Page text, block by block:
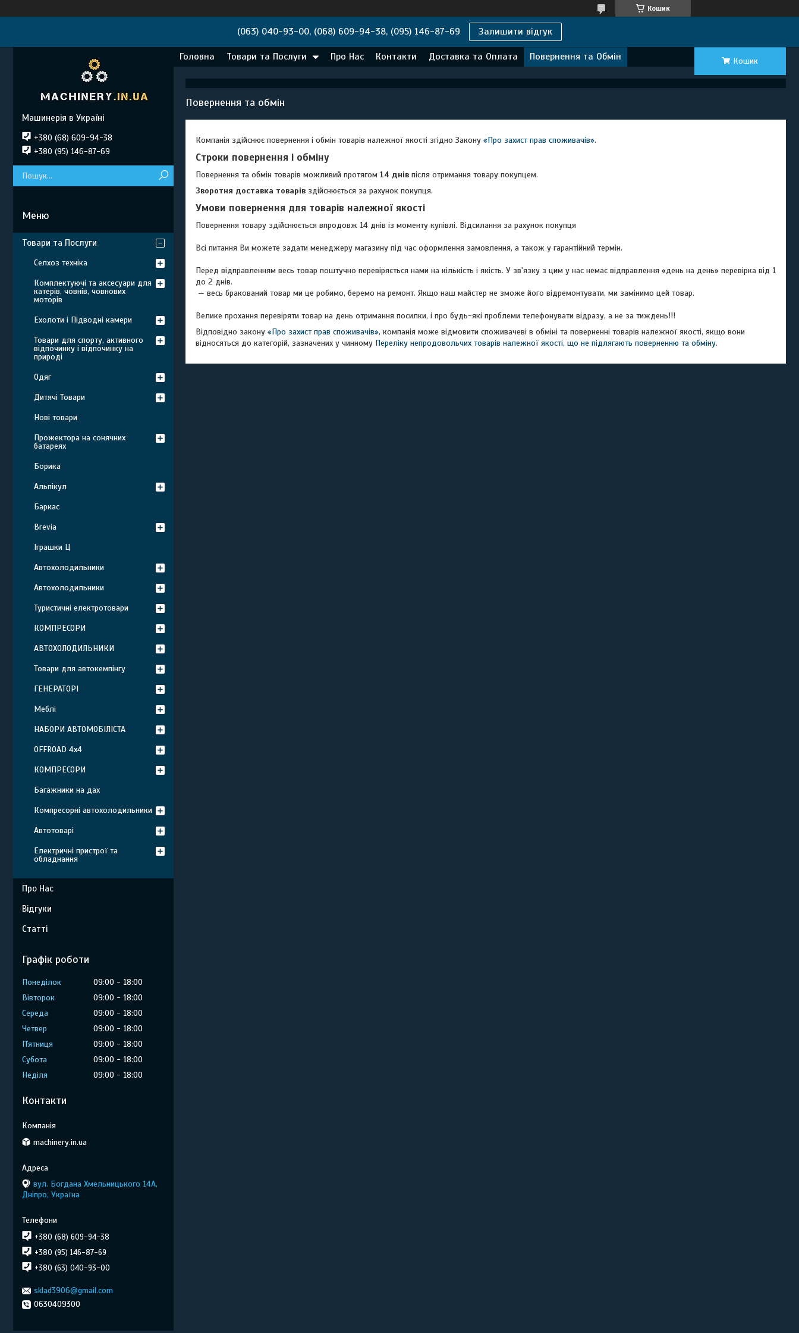
Кошик
(063) 040-93-00, (068) 609-94-38, (095) 146-87-69 Залишити відгук
Головна Товари та Послуги Про Нас Контакти Доставка та Оплата Повернення та Обмін Кошик
Повернення та обмін
Компанія здійснює повернення і обмін товарів належної якості згідно Закону «Про захист прав споживачів».
Строки повернення і обміну
Повернення та обмін товарів можливий протягом 14 днів після отримання товару покупцем.
Зворотня доставка товарів здійснюється за рахунок покупця.
Умови повернення для товарів належної якості
Повернення товару здійснюється впродовж 14 днів із моменту купівлі. Відсилання за рахунок покупця
Всі питання Ви можете задати менеджеру магазину під час оформлення замовлення, а також у гарантійний термін.
Перед відправленням весь товар поштучно перевіряється нами на кількість і якість. У зв'язку з цим у нас немає відправлення «день на день» перевірка від 1
до 2 днів.
Велике прохання перевіряти товар на день отримання посилки, і про будь-які проблеми телефонувати відразу, а не за тиждень!!!
Відповідно закону «Про захист прав споживачів», компанія може відмовити споживачеві в обміні та поверненні товарів належної якості, якщо вони
відносяться до категорій, зазначених у чинному Переліку непродовольчих товарів належної якості, що не підлягають поверненню та обміну.
Машинерія в Україні
+380 (68) 609-94-38
+380 (95) 146-87-69
Товари та Послуги
Селхоз техніка
Комплектуючі та аксесуари для
катерів, човнів, човнових
моторів
Ехолоти і Підводні камери
Товари для спорту, активного
відпочинку і відпочинку на
природі
Одяг
Дитячі Товари
Нові товари
Прожектора на сонячних
батареях
Борика
Альпікул
Баркас
Brevia
Іграшки Ц
Автохолодильники
Автохолодильники
Туристичні електротовари
КОМПРЕСОРИ
АВТОХОЛОДИЛЬНИКИ
Товари для автокемпінгу
ГЕНЕРАТОРІ
Меблі
НАБОРИ АВТОМОБІЛІСТА
OFFROAD 4х4
КОМПРЕСОРИ
Багажники на дах
Компресорні автохолодильники
Автотоварі
Електричні пристрої та
обладнання
Про Нас
Відгуки
Статті
Графік роботи
Понеділок 09:00
18:00
Вівторок
09:00
18:00
Середа
09:00
18:00
Четвер
09:00
18:00
Пʼятниця
09:00
18:00
Субота
09:00
18:00
Неділя
09:00 18:00
Контакти
machinery.in.ua
вул. Богдана Хмельницького 14А,
Дніпро, Україна
+380 (68) 609-94-38
+380 (95) 146-87-69
+380 (63) 040-93-00
sklad3906@gmail.com
0630409300